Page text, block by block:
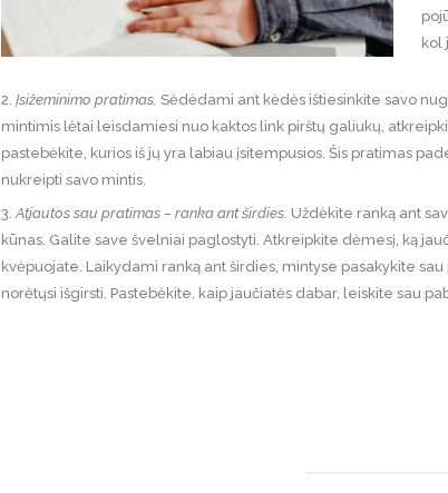
kol
2.Įsižeminimo pratimas. Sėdėdami ant kėdės ištiesinkite savo
mintimis lėtai leisdamiesi nuo kaktos link pirštų galiukų,
pastebėkite, kurios iš jų yra labiau įsitempusios. Šis pratimas
nukreipti savo mintis.
3. Atjautos sau pratimas – ranka ant širdies. Uždėkite ranką ant
kūnas. Galite save švelniai paglostyti. Atkreipkite dėmesį, ką
kvėpuojate. Laikydami ranką ant širdies, mintyse pasakykite
norėtųsi išgirsti. Pastebėkite, kaip jaučiatės dabar, leiskite sau